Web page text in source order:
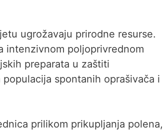
ugrožavaju prirodne resurse.
intenzivnom poljoprivrednom
preparata u zaštiti
spontanih oprašivača i
prilikom prikupljanja polena,